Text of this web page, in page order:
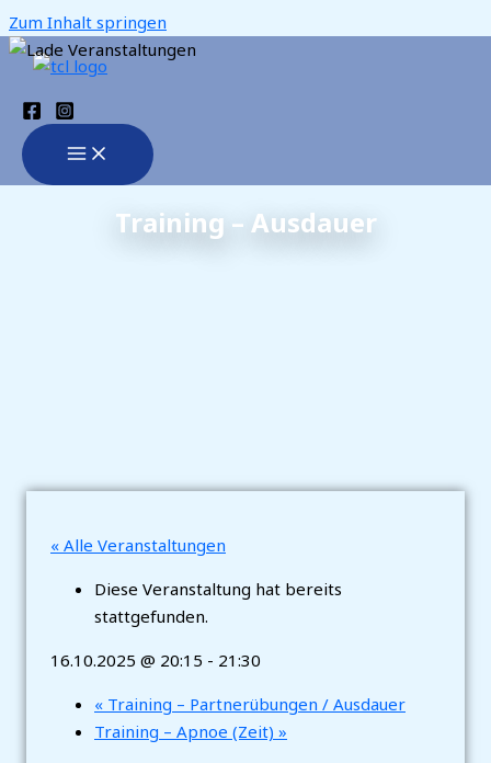
Zum Inhalt springen
Training – Ausdauer
« Alle Veranstaltungen
Diese Veranstaltung hat bereits
stattgefunden.
16.10.2025 @ 20:15 - 21:30
« Training – Partnerübungen / Ausdauer
Training – Apnoe (Zeit) »